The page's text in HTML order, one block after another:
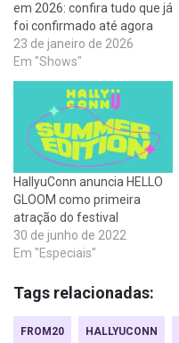
em 2026: confira tudo que já
foi confirmado até agora
23 de janeiro de 2026
Em "Shows"
HallyuConn anuncia HELLO
GLOOM como primeira
atração do festival
30 de junho de 2022
Em "Especiais"
Tags relacionadas:
FROM20 HALLYUCONN